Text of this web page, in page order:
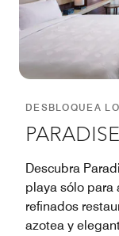
DESBLOQUEA
Descubra
playa sólo para
refinados
azotea y